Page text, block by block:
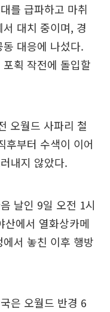
를 급파하고 마취
대치 중이며, 경
대응에 나섰다.
획 작전에 돌입할
오월드 사파리 철
후부터 수색이 이어
내지 않았다.
날인 9일 오전 1시
에서 열화상카메
서 놓친 이후 행방
은 오월드 반경 6